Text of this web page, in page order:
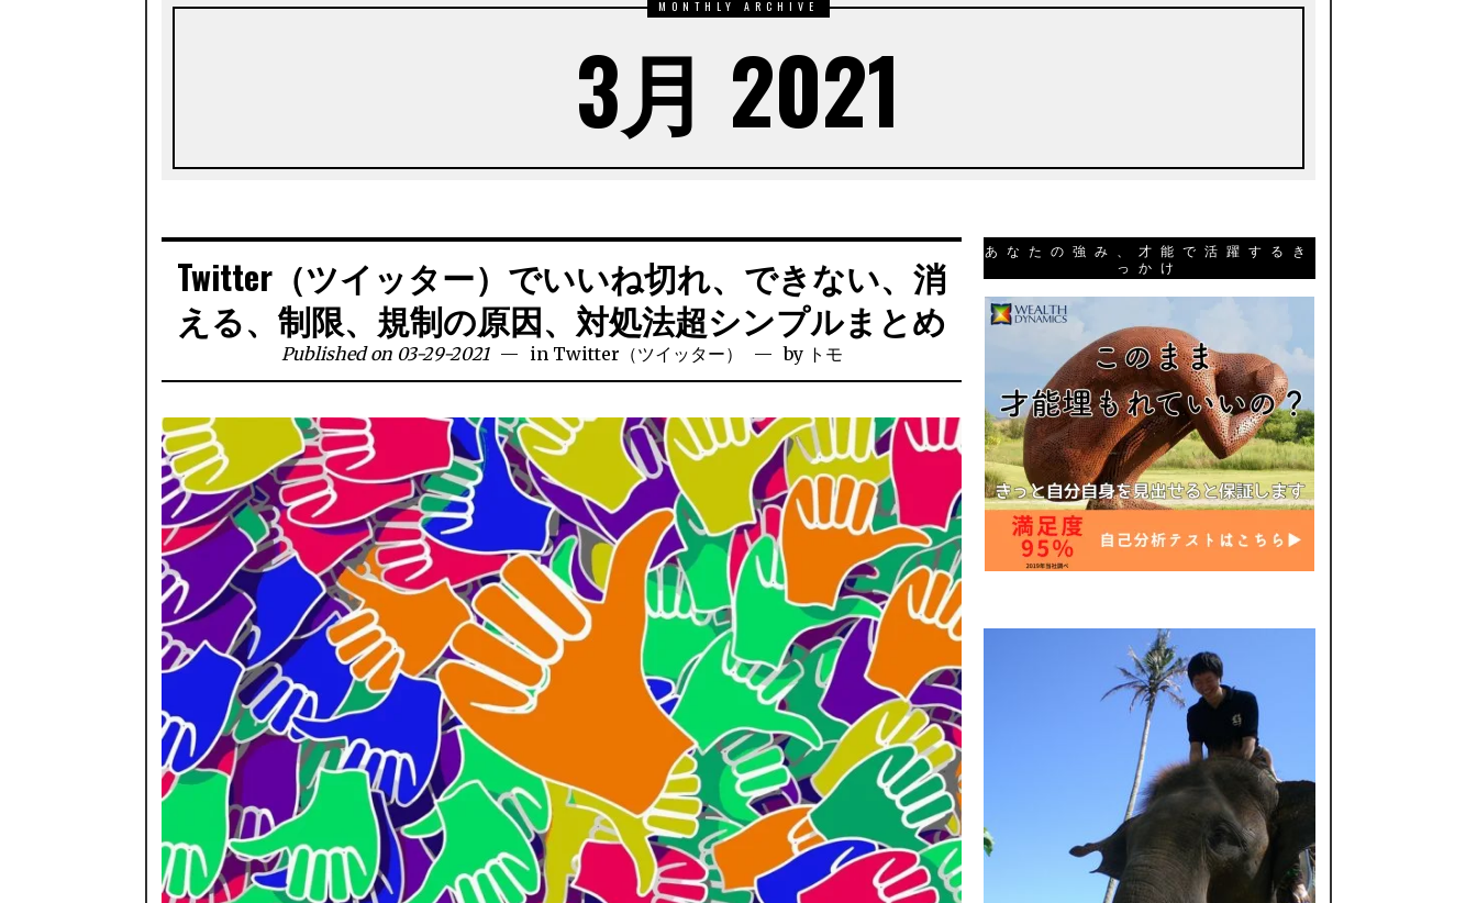
MONTHLY ARCHIVE
3月 2021
Twitter（ツイッター）でいいね切れ、できない、消
える、制限、規制の原因、対処法超シンプルまとめ
Published on 03-29-2021 in Twitter（ツイッター） by トモ
あなたの強み、才能で活躍するき
っかけ